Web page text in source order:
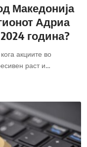
Македонија
Адриа
година?
акциите во
раст и…